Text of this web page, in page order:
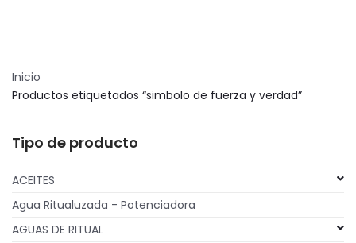
Inicio
Productos etiquetados “simbolo de fuerza y verdad”
Tipo de producto
ACEITES
Agua Ritualuzada - Potenciadora
AGUAS DE RITUAL